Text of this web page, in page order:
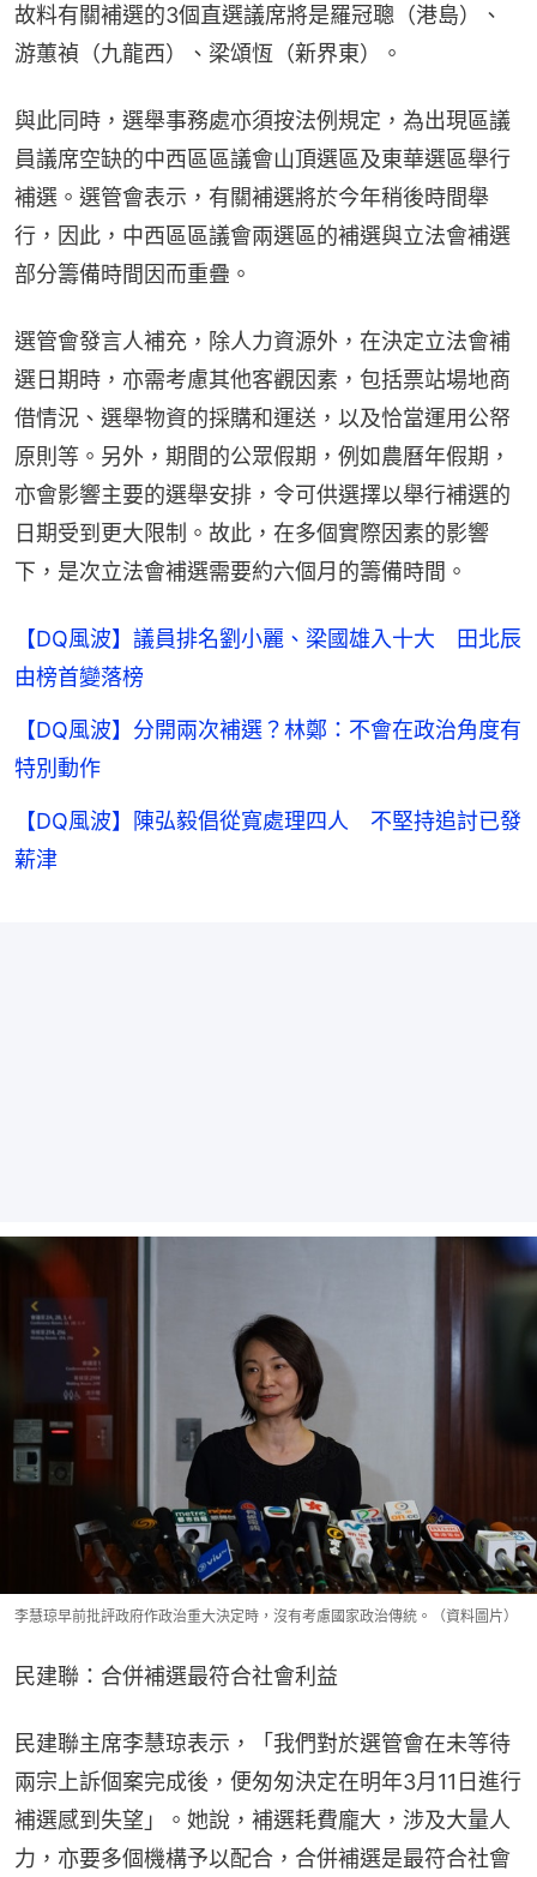
故料有關補選的3個直選議席將是羅冠聰（港島）、
游蕙禎（九龍西）、梁頌恆（新界東）。
與此同時，選舉事務處亦須按法例規定，為出現區議
員議席空缺的中西區區議會山頂選區及東華選區舉行
補選。選管會表示，有關補選將於今年稍後時間舉
行，因此，中西區區議會兩選區的補選與立法會補選
部分籌備時間因而重疊。
選管會發言人補充，除人力資源外，在決定立法會補
選日期時，亦需考慮其他客觀因素，包括票站場地商
借情況、選舉物資的採購和運送，以及恰當運用公帑
原則等。另外，期間的公眾假期，例如農曆年假期，
亦會影響主要的選舉安排，令可供選擇以舉行補選的
日期受到更大限制。故此，在多個實際因素的影響
下，是次立法會補選需要約六個月的籌備時間。
【DQ風波】議員排名劉小麗、梁國雄入十大 田北辰
由榜首變落榜
【DQ風波】分開兩次補選？林鄭：不會在政治角度有
特別動作
【DQ風波】陳弘毅倡從寬處理四人 不堅持追討已發
薪津
李慧琼早前批評政府作政治重大決定時，沒有考慮國家政治傳統。（資料圖片）
民建聯：合併補選最符合社會利益
民建聯主席李慧琼表示，「我們對於選管會在未等待
兩宗上訴個案完成後，便匆匆決定在明年3月11日進行
補選感到失望」。她說，補選耗費龐大，涉及大量人
力，亦要多個機構予以配合，合併補選是最符合社會